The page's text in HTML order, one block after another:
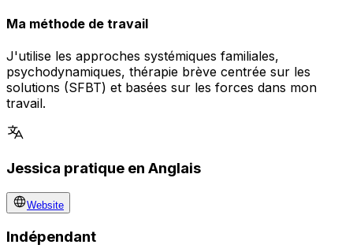
Ma méthode de travail
J'utilise les approches systémiques familiales,
psychodynamiques, thérapie brève centrée sur les
solutions (SFBT) et basées sur les forces dans mon
travail.
Jessica pratique en Anglais
Website
Indépendant